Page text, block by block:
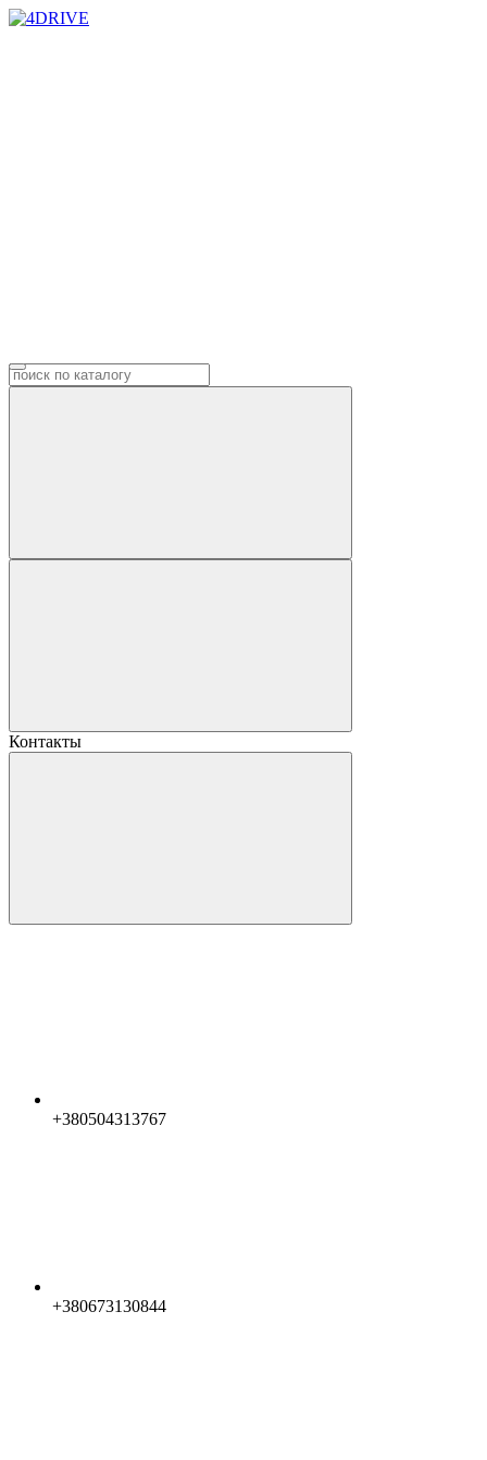
Контакты
+380504313767
+380673130844